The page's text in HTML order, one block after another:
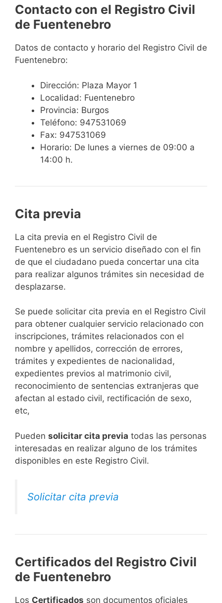
Contacto con el Registro Civil
de Fuentenebro
Datos de contacto y horario del Registro Civil de
Fuentenebro:
Dirección: Plaza Mayor 1
Localidad: Fuentenebro
Provincia: Burgos
Teléfono: 947531069
Fax: 947531069
Horario: De lunes a viernes de 09:00 a
14:00 h.
Cita previa
​​​​​​​​​​​​​​​​​​​​​​​​​​​​La cita previa en el Registro Civil de
Fuentenebro es un servicio diseñado con el fin
de que el ciudadano pueda concertar una cita
para realizar algunos trámites sin necesidad de
desplazarse.​
Se puede solicitar cita previa en el Registro Civil
para obtener cualquier servicio relacionado con
inscripciones, trámites relacionados con el
nombre y apellidos, corrección de errores,
trámites y expedientes de nacionalidad,
expedientes previos al matrimonio civil,
reconocimiento de sentencias extranjeras que
afectan al estado civil, rectificación de sexo,
etc,
​Pueden solicitar cita previa todas las personas
interesadas en realizar alguno de los trámites
disponibles en este Registro Civil.​
Solicitar cita previa
Certificados del Registro Civil
de Fuentenebro
Los Certificados son documentos oficiales